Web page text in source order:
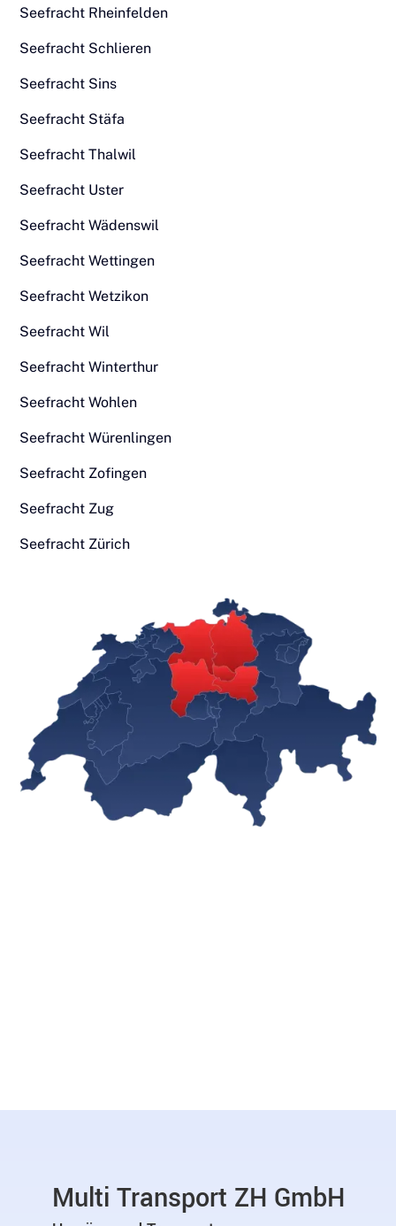
Seefracht Rheinfelden
Seefracht Schlieren
Seefracht Sins
Seefracht Stäfa
Seefracht Thalwil
Seefracht Uster
Seefracht Wädenswil
Seefracht Wettingen
Seefracht Wetzikon
Seefracht Wil
Seefracht Winterthur
Seefracht Wohlen
Seefracht Würenlingen
Seefracht Zofingen
Seefracht Zug
Seefracht Zürich
Multi Transport ZH GmbH